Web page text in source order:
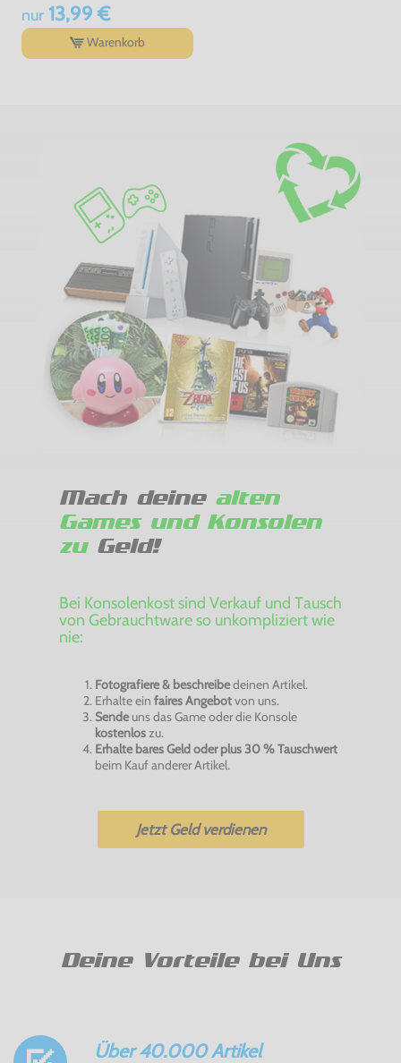
nur13,99 €
Warenkorb
Mach deine alten
Games und Konsolen
zuGeld!
Bei Konsolenkost sind Verkauf und Tausch
von Gebrauchtware so unkompliziert wie
nie:
Fotografiere & beschreibedeinen Artikel.
Erhalte ein faires Angebotvon uns.
Sendeuns das Game oder die Konsole
kostenloszu.
Erhalte bares Geld oder plus 30 % Tauschwert
beim Kauf anderer Artikel.
Jetzt Geld verdienen
Deine Vorteile bei Uns
Über 40.000 Artikel